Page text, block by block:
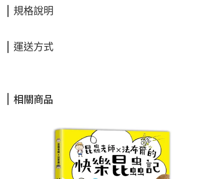
規格說明
運送方式
相關商品